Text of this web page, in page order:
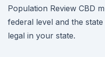
Population Review CBD
federal level and the
legal in your state.